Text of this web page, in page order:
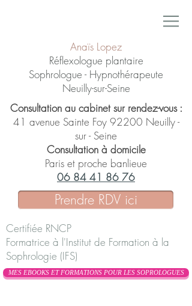
Anaïs Lopez
Réflexologue plantaire
Sophrologue - Hypnothérapeute
Neuilly-sur-Seine
Consultation au cabinet sur rendez-vous :
41 avenue Sainte Foy 92200 Neuilly -
sur - Seine
Consultation à domicile
Paris et proche banlieue
06 84 41 86 76
Prendre RDV ici
Certifiée RNCP
Formatrice à l'Institut de Formation à la
Sophrologie (IFS)
MES EBOOKS ET FORMATIONS POUR LES SOPROLOGUES